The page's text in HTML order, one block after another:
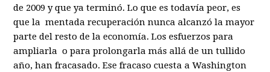
de 2009 y que ya terminó. Lo que es todavía peor, es
que la mentada recuperación nunca alcanzó la mayor
parte del resto de la economía. Los esfuerzos para
ampliarla o para prolongarla más allá de un tullido
año, han fracasado. Ese fracaso cuesta a Washington